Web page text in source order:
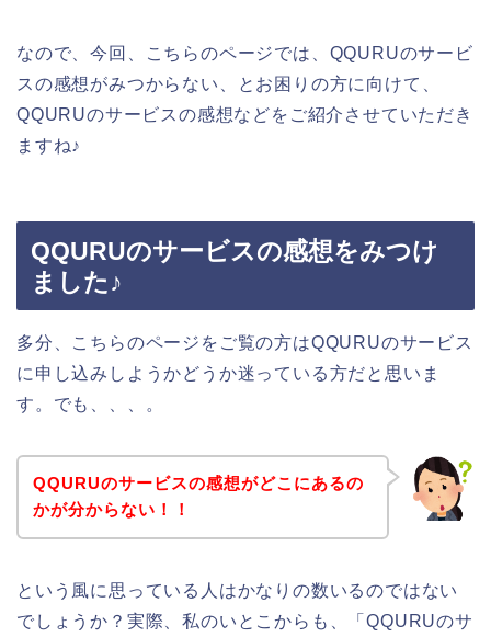
なので、今回、こちらのページでは、QQURUのサービ
スの感想がみつからない、とお困りの方に向けて、
QQURUのサービスの感想などをご紹介させていただき
ますね♪
QQURUのサービスの感想をみつけ
ました♪
多分、こちらのページをご覧の方はQQURUのサービス
に申し込みしようかどうか迷っている方だと思いま
す。でも、、、。
QQURUのサービスの感想がどこにあるの
かが分からない！！
という風に思っている人はかなりの数いるのではない
でしょうか？実際、私のいとこからも、「QQURUのサ